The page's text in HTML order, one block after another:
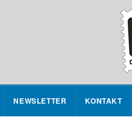
NEWSLETTER KONTAKT